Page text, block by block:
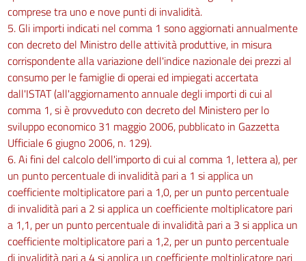
comprese tra uno e nove punti di invalidità.
5. Gli importi indicati nel comma 1 sono aggiornati annualmente
con decreto del Ministro delle attività produttive, in misura
corrispondente alla variazione dell'indice nazionale dei prezzi al
consumo per le famiglie di operai ed impiegati accertata
dall'ISTAT (all'aggiornamento annuale degli importi di cui al
comma 1, si è provveduto con decreto del Ministero per lo
sviluppo economico 31 maggio 2006, pubblicato in Gazzetta
Ufficiale 6 giugno 2006, n. 129).
6. Ai fini del calcolo dell'importo di cui al comma 1, lettera a), per
un punto percentuale di invalidità pari a 1 si applica un
coefficiente moltiplicatore pari a 1,0, per un punto percentuale
di invalidità pari a 2 si applica un coefficiente moltiplicatore pari
a 1,1, per un punto percentuale di invalidità pari a 3 si applica un
coefficiente moltiplicatore pari a 1,2, per un punto percentuale
di invalidità pari a 4 si applica un coefficiente moltiplicatore pari